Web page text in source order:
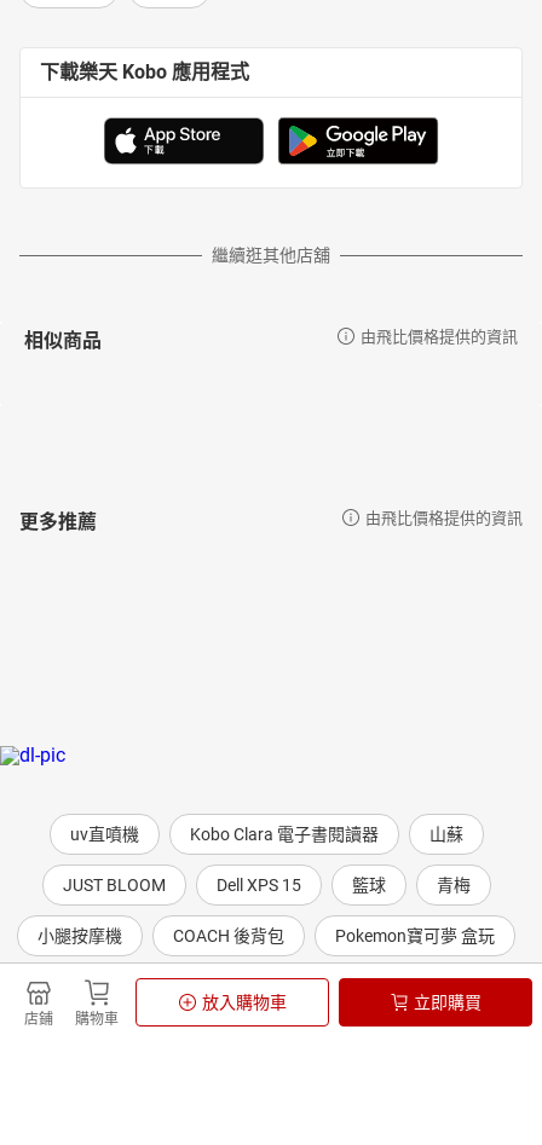
店鋪 購物車
放入購物車 立即購買
下載樂天 Kobo 應用程式
繼續逛其他店舖
相似商品 由飛比價格提供的資訊
更多推薦 由飛比價格提供的資訊
uv直噴機 Kobo Clara 電子書閱讀器 山蘇
JUST BLOOM Dell XPS 15 籃球 青梅
小腿按摩機 COACH 後背包 Pokemon寶可夢 盒玩
防詐騙提醒